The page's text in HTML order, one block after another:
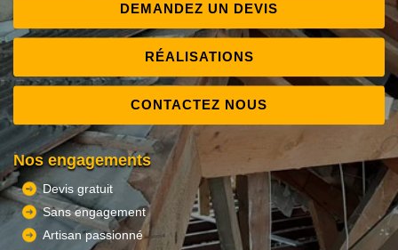
DEMANDEZ UN DEVIS
RÉALISATIONS
CONTACTEZ NOUS
Nos engagements
Devis gratuit
Sans engagement
Artisan passionné